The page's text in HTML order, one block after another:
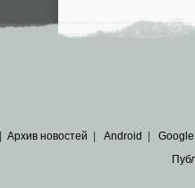
Архив новостей Android Google